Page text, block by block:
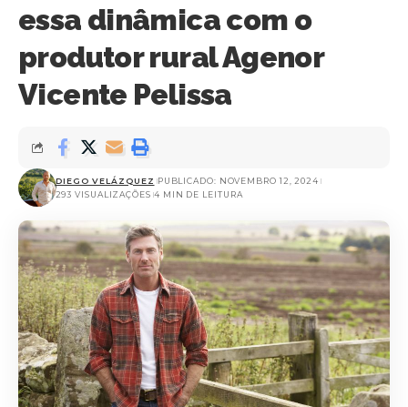
essa dinâmica com o
produtor rural Agenor
Vicente Pelissa
DIEGO VELÁZQUEZ PUBLICADO: NOVEMBRO 12, 2024
293 VISUALIZAÇÕES 4 MIN DE LEITURA